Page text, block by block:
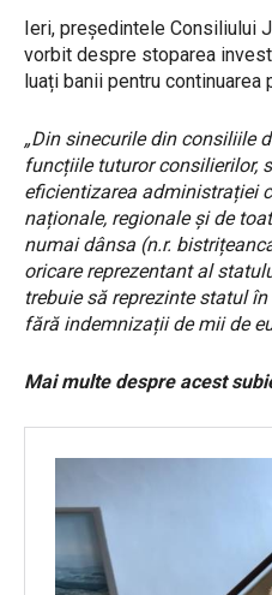
Ieri, președintele Consiliului
vorbit despre stoparea
luați banii pentru continuarea
„Din sinecurile din consiliile
funcțiile tuturor consilierilor,
eficientizarea administrației
naționale, regionale și de
numai dânsa (n.r.
oricare reprezentant al
trebuie să reprezinte statul
fără indemnizații de mii de
Mai multe despre acest